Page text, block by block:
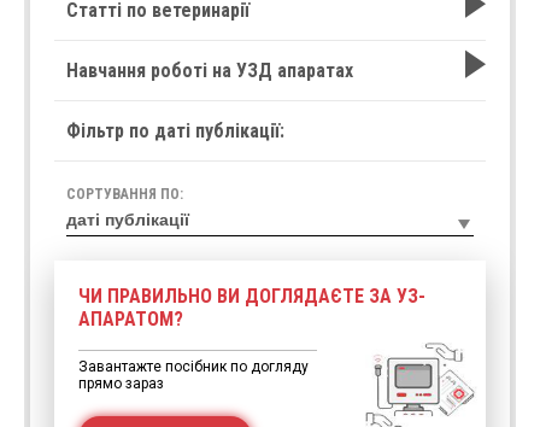
Статті по ветеринарії
Навчання роботі на УЗД апаратах
Фільтр по даті публікації:
СОРТУВАННЯ ПО:
ЧИ ПРАВИЛЬНО ВИ ДОГЛЯДАЄТЕ ЗА УЗ-
АПАРАТОМ?
Завантажте посібник по догляду
прямо зараз